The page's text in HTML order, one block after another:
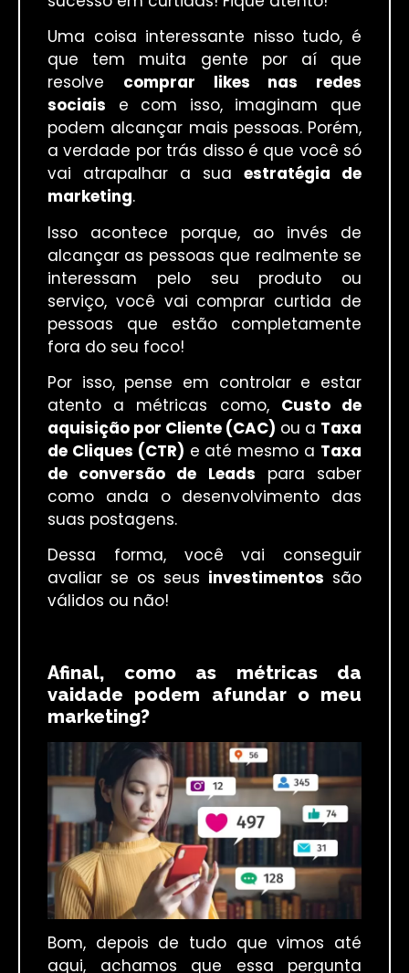
Uma coisa interessante nisso tudo, é
que tem muita gente por aí que
resolve comprar likes nas redes
sociais e com isso, imaginam que
podem alcançar mais pessoas. Porém,
a verdade por trás disso é que você só
vai atrapalhar a sua estratégia de
marketing.
Isso acontece porque, ao invés de
alcançar as pessoas que realmente se
interessam pelo seu produto ou
serviço, você vai comprar curtida de
pessoas que estão completamente
fora do seu foco!
Por isso, pense em controlar e estar
atento a métricas como, Custo de
aquisição por Cliente (CAC) ou a Taxa
de Cliques (CTR) e até mesmo a Taxa
de conversão de Leads para saber
como anda o desenvolvimento das
suas postagens.
Dessa forma, você vai conseguir
avaliar se os seus investimentos são
válidos ou não!
Afinal, como as métricas da
vaidade podem afundar o meu
marketing?
Bom, depois de tudo que vimos até
aqui, achamos que essa pergunta